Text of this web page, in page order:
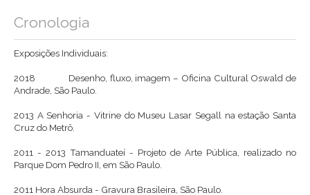
Cronologia
Exposições Individuais:
2018 Desenho, fluxo, imagem – Oficina Cultural Oswald de
Andrade, São Paulo.
2013 A Senhoria - Vitrine do Museu Lasar Segall na estação Santa
Cruz do Metrô.
2011 - 2013 Tamanduateí - Projeto de Arte Pública, realizado no
Parque Dom Pedro II, em São Paulo.
2011 Hora Absurda - Gravura Brasileira, São Paulo.